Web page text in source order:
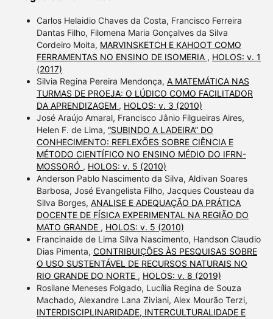
Carlos Helaidio Chaves da Costa, Francisco Ferreira
Dantas Filho, Filomena Maria Gonçalves da Silva
Cordeiro Moita, MARVINSKETCH E KAHOOT COMO
FERRAMENTAS NO ENSINO DE ISOMERIA , HOLOS: v. 1
(2017)
Silvia Regina Pereira Mendonça, A MATEMÁTICA NAS
TURMAS DE PROEJA: O LÚDICO COMO FACILITADOR
DA APRENDIZAGEM , HOLOS: v. 3 (2010)
José Araújo Amaral, Francisco Jânio Filgueiras Aires,
Helen F. de Lima, “SUBINDO A LADEIRA” DO
CONHECIMENTO: REFLEXÕES SOBRE CIÊNCIA E
MÉTODO CIENTÍFICO NO ENSINO MÉDIO DO IFRN-
MOSSORÓ , HOLOS: v. 5 (2010)
Anderson Pablo Nascimento da Silva, Aldivan Soares
Barbosa, José Evangelista Filho, Jacques Cousteau da
Silva Borges, ANALISE E ADEQUAÇÃO DA PRÁTICA
DOCENTE DE FÍSICA EXPERIMENTAL NA REGIÃO DO
MATO GRANDE , HOLOS: v. 5 (2010)
Francinaide de Lima Silva Nascimento, Handson Claudio
Dias Pimenta, CONTRIBUIÇÕES ÀS PESQUISAS SOBRE
O USO SUSTENTÁVEL DE RECURSOS NATURAIS NO
RIO GRANDE DO NORTE , HOLOS: v. 8 (2019)
Rosilane Meneses Folgado, Lucília Regina de Souza
Machado, Alexandre Lana Ziviani, Alex Mourão Terzi,
INTERDISCIPLINARIDADE, INTERCULTURALIDADE E